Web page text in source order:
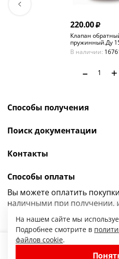
134.88
220.00
Клапан
пружинный.Ду
пластиковое
В наличии:
– +
Способы получения
Поиск документации
Контакты
Способы оплаты
Вы можете оплатить покупки
наличными при получении,
другой способ
На нашем сайте мы
Подробнее смотрите в
файлов cookie.